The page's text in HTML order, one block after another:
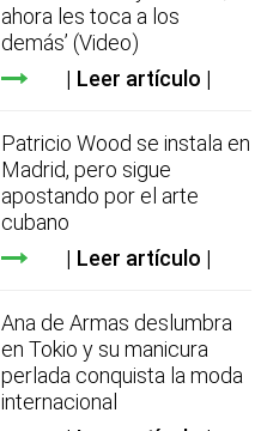
ahora les toca a los
demás’ (Video)
Leer artículo
Patricio Wood se instala en
Madrid, pero sigue
apostando por el arte
cubano
Leer artículo
Ana de Armas deslumbra
en Tokio y su manicura
perlada conquista la moda
internacional